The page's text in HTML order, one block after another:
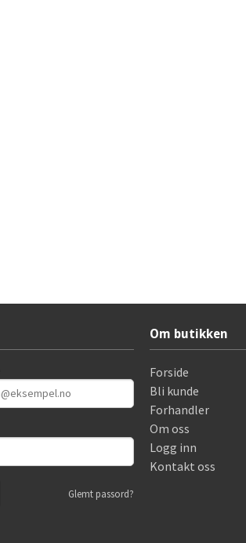
Glemt passord?
Om butikken
Forside
Bli kunde
Forhandler
Om oss
Logg inn
Kontakt oss